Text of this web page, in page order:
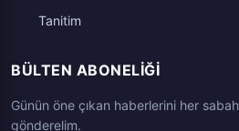
Tanitim
BÜLTEN ABONELIĞI
Günün öne çıkan haberlerini her
gönderelim.